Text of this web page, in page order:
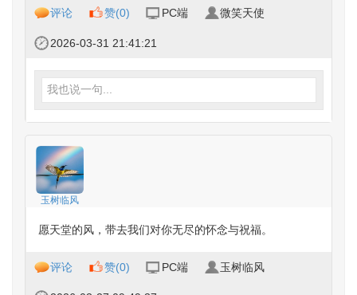
评论 赞(0) PC端 微笑天使
2026-03-31 21:41:21
我也说一句...
玉树临风
愿天堂的风，带去我们对你无尽的怀念与祝福。
评论 赞(0) PC端 玉树临风